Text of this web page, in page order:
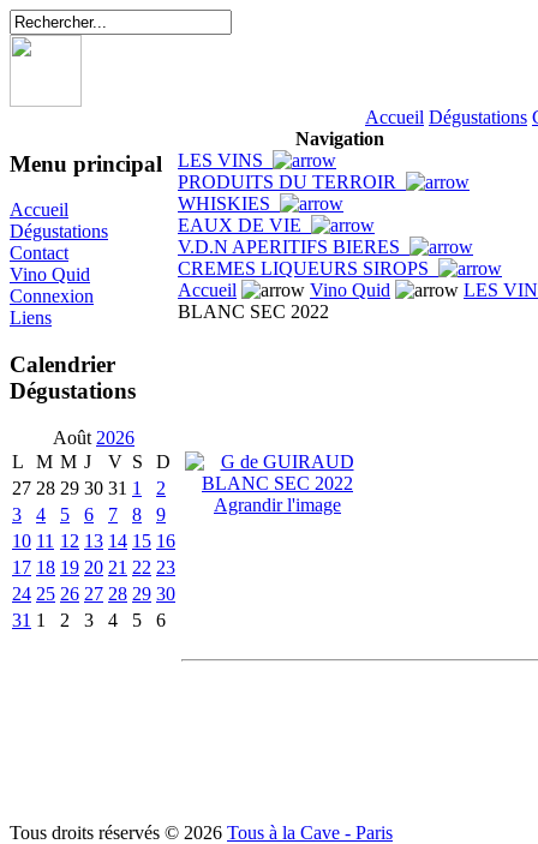
Accueil Dégustations
Menu principal
Accueil
Dégustations
Contact
Vino Quid
Connexion
Liens
Calendrier
Dégustations
Août 2026
L
M M J V S
D
27 28 29 30 31 1
2
3
4 5 6 7 8
9
10 11 12 13 14 15 16
17 18 19 20 21 22 23
24 25 26 27 28 29 30
31 1 2 3 4 5 6
Navigation
LES VINS
PRODUITS DU TERROIR
WHISKIES
EAUX DE VIE
V.D.N APERITIFS BIERES
CREMES LIQUEURS SIROPS
Accueil
Vino Quid
LES
BLANC SEC 2022
Agrandir l'image
Tous droits réservés © 2026 Tous à la Cave - Paris